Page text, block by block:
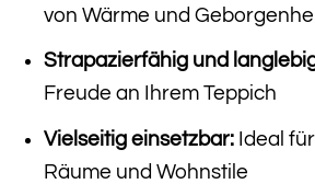
von Wärme und
Strapazierfähig und
Freude an Ihrem Teppich
Vielseitig einsetzbar:Ideal
Räume und Wohnstile